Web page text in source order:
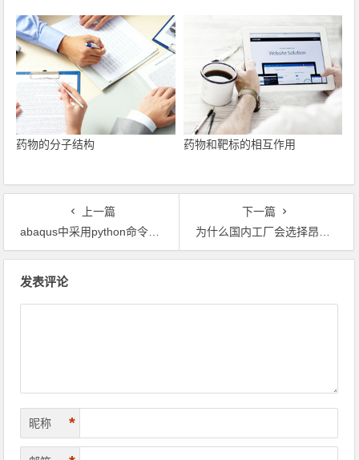
药物的分子结构 药物和靶标的相互作用
上一篇
abaqus中采用python命令对几何、单元信息的读取
下一篇
为什么国内工厂会选择昂贵的国外设备？
发表评论
昵称 *